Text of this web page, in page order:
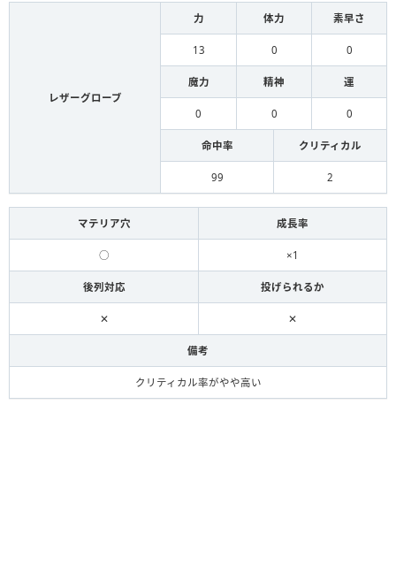
レザーグローブ
力 体力 素早さ
13 0 0
魔力 精神 運
0 0 0
命中率 クリティカル
99 2
マテリア穴 成長率
○ ×1
後列対応 投げられるか
✕ ✕
備考
クリティカル率がやや高い